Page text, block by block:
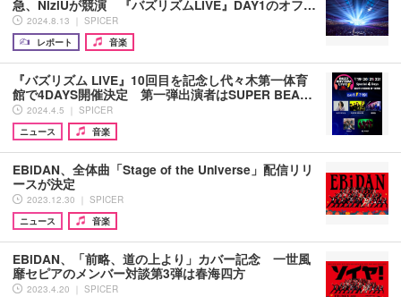
急、NiziUが競演 『バズリズムLIVE』DAY1のオフ…
2024.8.13 ｜ SPICER
レポート
音楽
『バズリズム LIVE』10回目を記念し代々木第一体育
館で4DAYS開催決定 第一弾出演者はSUPER BEA…
2024.4.5 ｜ SPICER
ニュース
音楽
EBiDAN、全体曲「Stage of the Universe」配信リリ
ースが決定
2023.12.30 ｜ SPICER
ニュース
音楽
EBiDAN、「前略、道の上より」カバー記念 一世風
靡セピアのメンバー対談第3弾は春海四方
2023.4.20 ｜ SPICER